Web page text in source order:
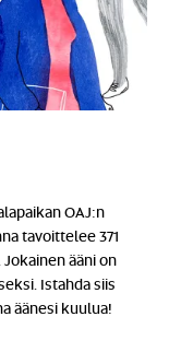
OAJ:n
tavoittelee 371
ääni on
Istahda siis
äänesi kuulua!